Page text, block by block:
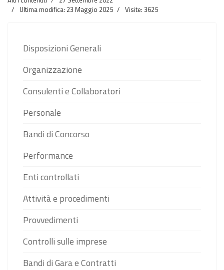
Ultima modifica: 23 Maggio 2025
Visite: 3625
Disposizioni Generali
Organizzazione
Consulenti e Collaboratori
Personale
Bandi di Concorso
Performance
Enti controllati
Attività e procedimenti
Provvedimenti
Controlli sulle imprese
Bandi di Gara e Contratti